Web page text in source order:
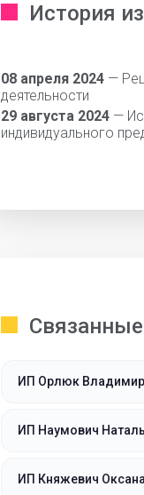
История
08 апреля 2024—
деятельности
29 августа 2024—
индивидуального
ИП Орлюк
ИП Наумович
ИП Княжевич